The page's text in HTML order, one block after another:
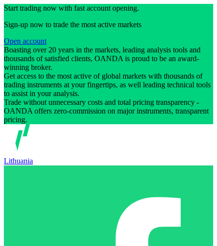
Start trading now with fast account opening.
Sign-up now to trade the most active markets
Open account
Boasting over 20 years in the markets, leading analysis tools and
thousands of satisfied clients, OANDA is proud to be an award-
winning broker.
Get access to the most active of global markets with thousands of
trading instruments at your fingertips, as well leading technical tools
to assist in your analysis.
Trade without unnecessary costs and total pricing transparency -
OANDA offers zero-commission on major instruments, transparent
pricing.
Lithuania